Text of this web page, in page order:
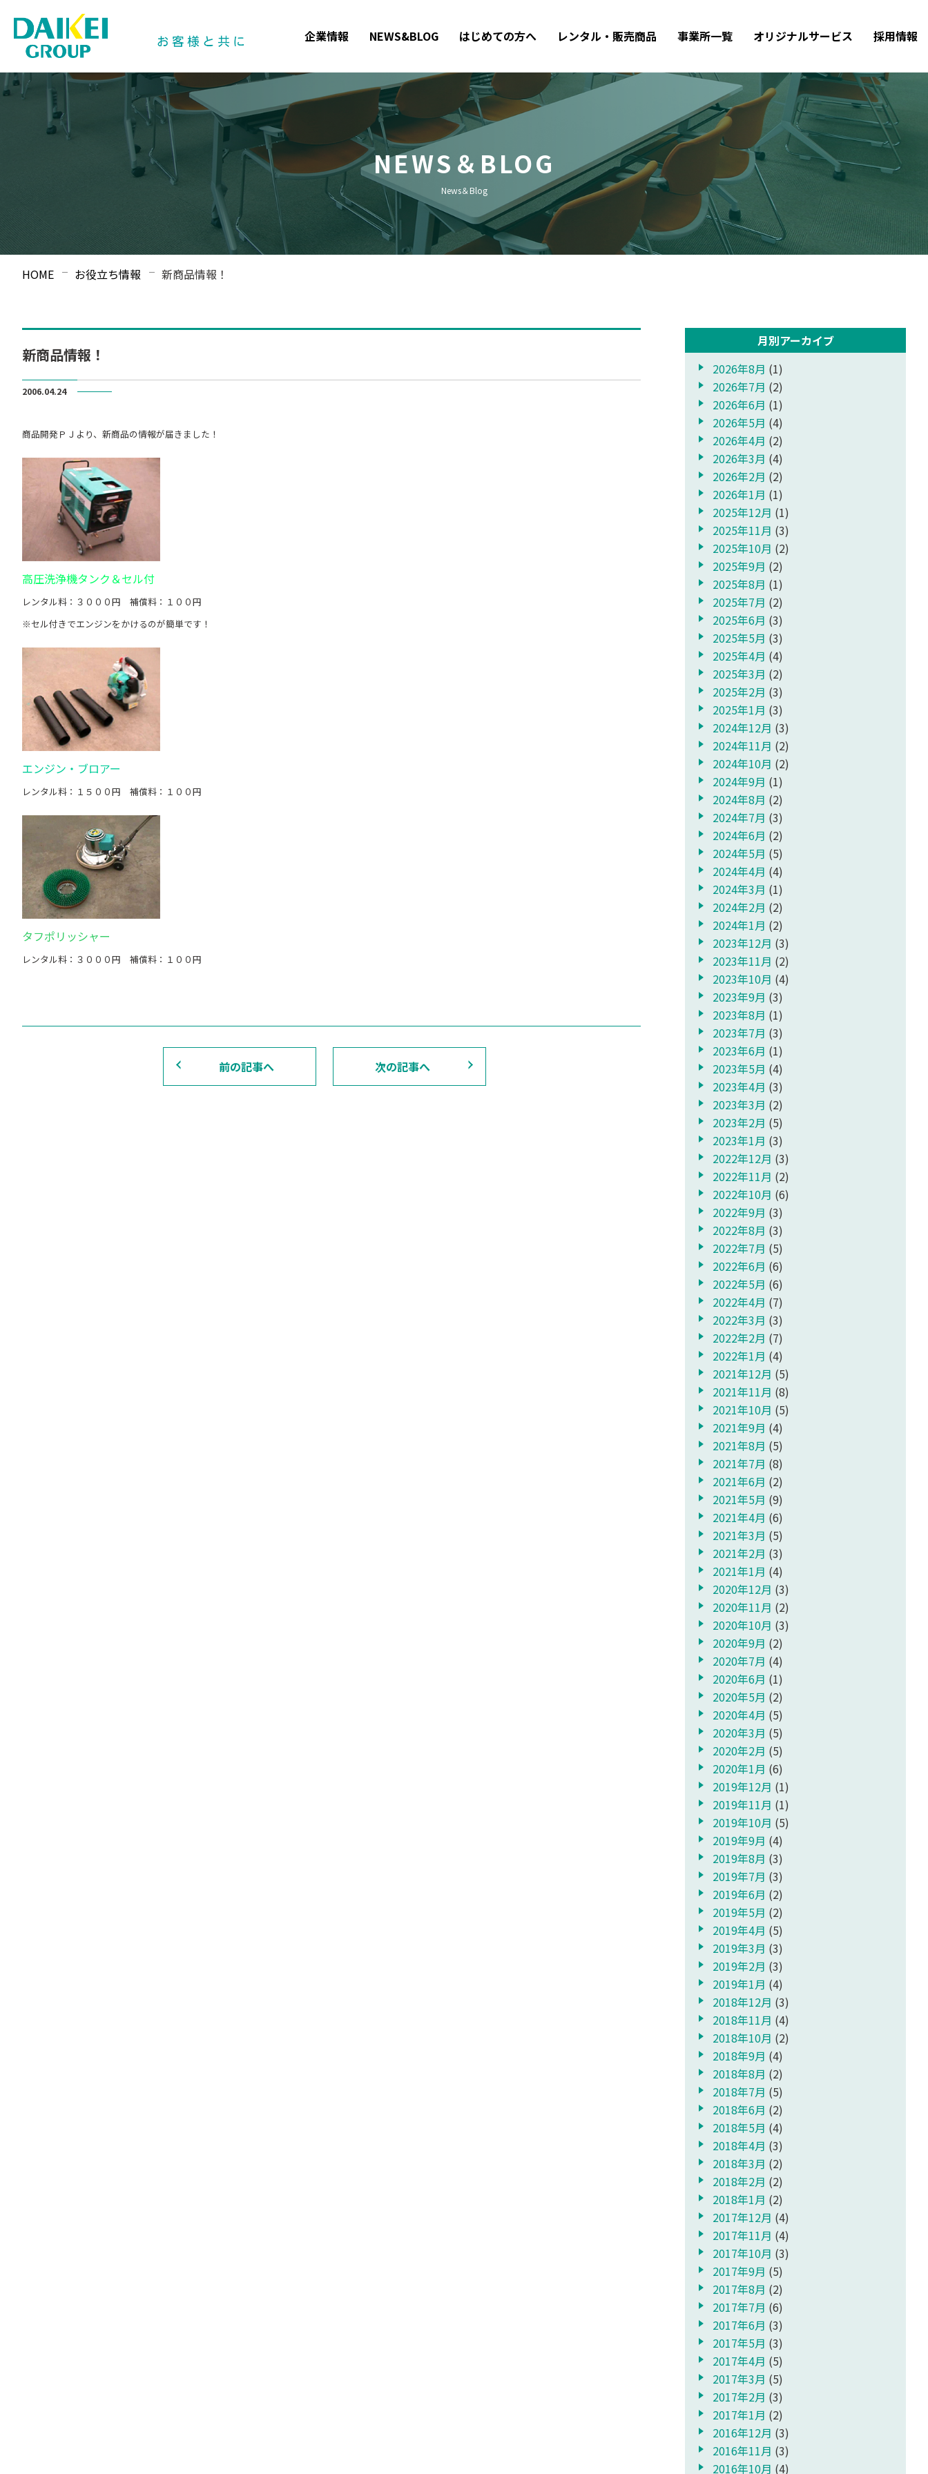
企業情報 NEWS&BLOG はじめての方へ レンタル・販売商品 事業所一覧 オリジナルサービス 採用情報
NEWS＆BLOG
News＆Blog
HOME お役立ち情報 新商品情報！
新商品情報！
2006.04.24
商品開発ＰＪより、新商品の情報が届きました！
高圧洗浄機タンク＆セル付
レンタル料：３０００円 補償料：１００円
※セル付きでエンジンをかけるのが簡単です！
エンジン・ブロアー
レンタル料：１５００円 補償料：１００円
タフポリッシャー
レンタル料：３０００円 補償料：１００円
前の記事へ 次の記事へ
月別アーカイブ
2026年8月 (1)
2026年7月 (2)
2026年6月 (1)
2026年5月 (4)
2026年4月 (2)
2026年3月 (4)
2026年2月 (2)
2026年1月 (1)
2025年12月 (1)
2025年11月 (3)
2025年10月 (2)
2025年9月 (2)
2025年8月 (1)
2025年7月 (2)
2025年6月 (3)
2025年5月 (3)
2025年4月 (4)
2025年3月 (2)
2025年2月 (3)
2025年1月 (3)
2024年12月 (3)
2024年11月 (2)
2024年10月 (2)
2024年9月 (1)
2024年8月 (2)
2024年7月 (3)
2024年6月 (2)
2024年5月 (5)
2024年4月 (4)
2024年3月 (1)
2024年2月 (2)
2024年1月 (2)
2023年12月 (3)
2023年11月 (2)
2023年10月 (4)
2023年9月 (3)
2023年8月 (1)
2023年7月 (3)
2023年6月 (1)
2023年5月 (4)
2023年4月 (3)
2023年3月 (2)
2023年2月 (5)
2023年1月 (3)
2022年12月 (3)
2022年11月 (2)
2022年10月 (6)
2022年9月 (3)
2022年8月 (3)
2022年7月 (5)
2022年6月 (6)
2022年5月 (6)
2022年4月 (7)
2022年3月 (3)
2022年2月 (7)
2022年1月 (4)
2021年12月 (5)
2021年11月 (8)
2021年10月 (5)
2021年9月 (4)
2021年8月 (5)
2021年7月 (8)
2021年6月 (2)
2021年5月 (9)
2021年4月 (6)
2021年3月 (5)
2021年2月 (3)
2021年1月 (4)
2020年12月 (3)
2020年11月 (2)
2020年10月 (3)
2020年9月 (2)
2020年7月 (4)
2020年6月 (1)
2020年5月 (2)
2020年4月 (5)
2020年3月 (5)
2020年2月 (5)
2020年1月 (6)
2019年12月 (1)
2019年11月 (1)
2019年10月 (5)
2019年9月 (4)
2019年8月 (3)
2019年7月 (3)
2019年6月 (2)
2019年5月 (2)
2019年4月 (5)
2019年3月 (3)
2019年2月 (3)
2019年1月 (4)
2018年12月 (3)
2018年11月 (4)
2018年10月 (2)
2018年9月 (4)
2018年8月 (2)
2018年7月 (5)
2018年6月 (2)
2018年5月 (4)
2018年4月 (3)
2018年3月 (2)
2018年2月 (2)
2018年1月 (2)
2017年12月 (4)
2017年11月 (4)
2017年10月 (3)
2017年9月 (5)
2017年8月 (2)
2017年7月 (6)
2017年6月 (3)
2017年5月 (3)
2017年4月 (5)
2017年3月 (5)
2017年2月 (3)
2017年1月 (2)
2016年12月 (3)
2016年11月 (3)
2016年10月 (4)